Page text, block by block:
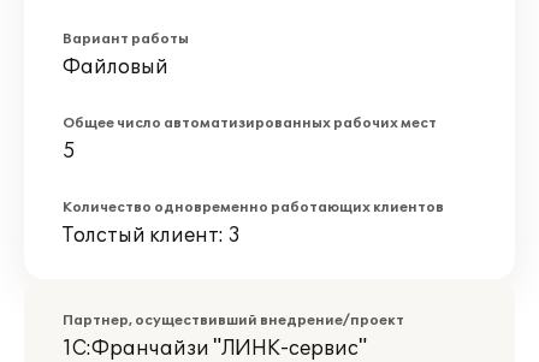
Вариант работы
Файловый
Общее число автоматизированных рабочих мест
5
Количество одновременно работающих клиентов
Толстый клиент: 3
Партнер, осуществивший внедрение/проект
1С:Франчайзи "ЛИНК-сервис"